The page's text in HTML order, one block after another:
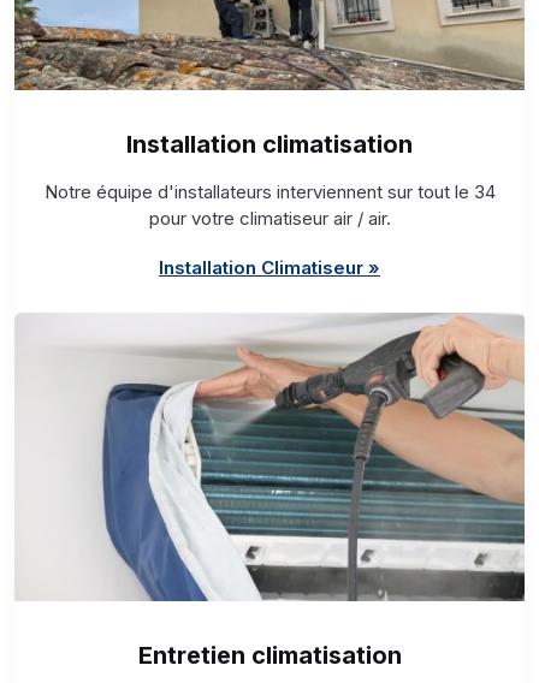
Installation climatisation
Notre équipe d'installateurs interviennent sur tout le 34
pour votre climatiseur air / air.
Installation Climatiseur »
Entretien climatisation